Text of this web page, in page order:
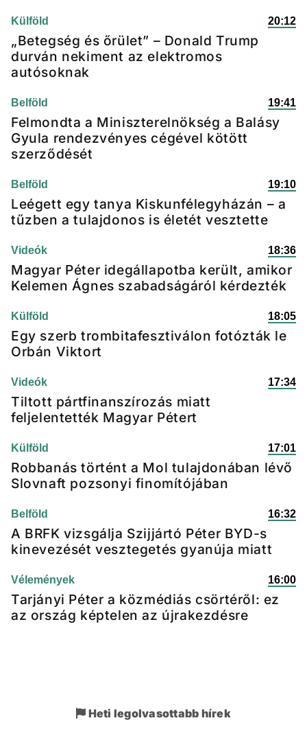
Külföld 20:12
„Betegség és őrület” – Donald Trump
durván nekiment az elektromos
autósoknak
Belföld 19:41
Felmondta a Miniszterelnökség a Balásy
Gyula rendezvényes cégével kötött
szerződését
Belföld 19:10
Leégett egy tanya Kiskunfélegyházán – a
tűzben a tulajdonos is életét vesztette
Videók 18:36
Magyar Péter idegállapotba került, amikor
Kelemen Ágnes szabadságáról kérdezték
Külföld 18:05
Egy szerb trombitafesztiválon fotózták le
Orbán Viktort
Videók 17:34
Tiltott pártfinanszírozás miatt
feljelentették Magyar Pétert
Külföld 17:01
Robbanás történt a Mol tulajdonában lévő
Slovnaft pozsonyi finomítójában
Belföld 16:32
A BRFK vizsgálja Szijjártó Péter BYD-s
kinevezését vesztegetés gyanúja miatt
Vélemények 16:00
Tarjányi Péter a közmédiás csörtéről: ez
az ország képtelen az újrakezdésre
Heti legolvasottabb hírek